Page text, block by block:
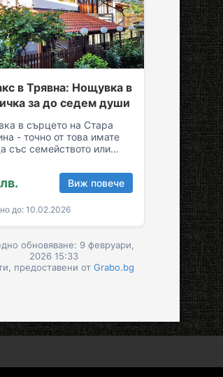
в Трявна: Нощувка в
за до седем души
в сърцето на Стара
- точно от това имате
със семейството или
Виж повече
до: 10.02.2026
обновяване: 9 февруари,
2026 15:33
предоставени от Grabo.bg